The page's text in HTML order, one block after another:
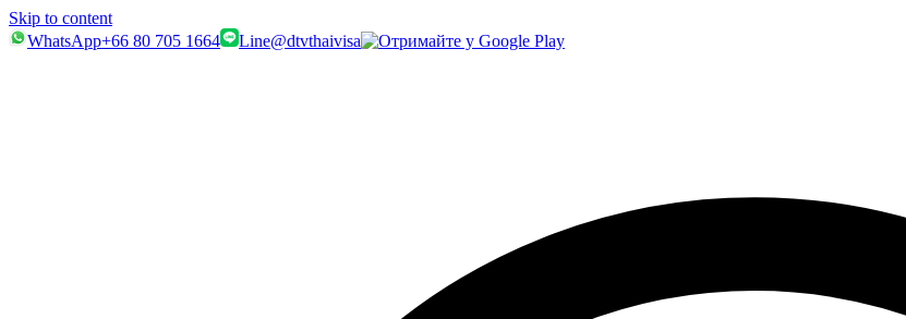
Skip to content
WhatsApp+66 80 705 1664 Line@dtvthaivisa